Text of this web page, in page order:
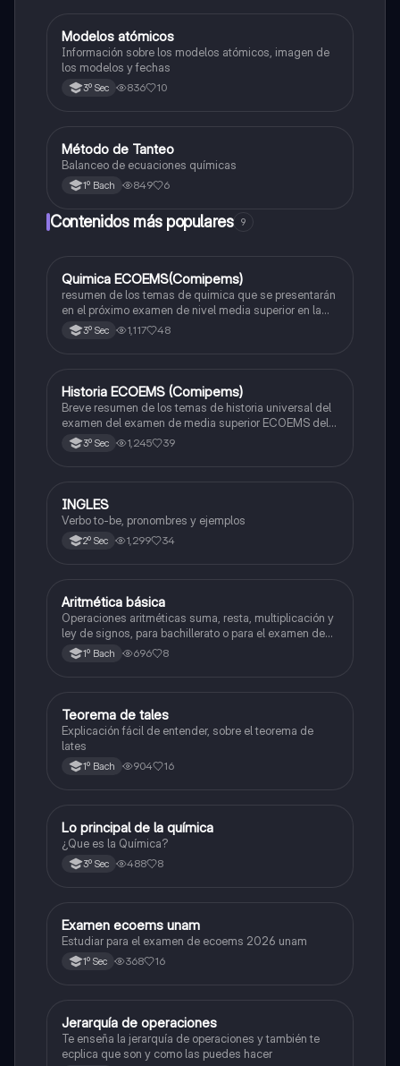
Química
Modelos atómicos
Información sobre los modelos atómicos, imagen de
los modelos y fechas
3º Sec 836 10
Química
Método de Tanteo
Balanceo de ecuaciones químicas
1º Bach 849 6
Contenidos más populares 9
Química
Quimica ECOEMS(Comipems)
resumen de los temas de quimica que se presentarán
en el próximo examen de nivel media superior en la
zona metropolitana de el valle de México
3º Sec 1,117 48
Historia
Historia ECOEMS (Comipems)
Breve resumen de los temas de historia universal del
examen del examen de media superior ECOEMS del
valle de México
3º Sec 1,245 39
Inglés
INGLES
Verbo to-be, pronombres y ejemplos
2º Sec 1,299 34
Matemáticas
Aritmética básica
Operaciones aritméticas suma, resta, multiplicación y
ley de signos, para bachillerato o para el examen de
admisión a la universidad
1º Bach 696 8
Matemáticas
Teorema de tales
Explicación fácil de entender, sobre el teorema de
lates
1º Bach 904 16
Química
Lo principal de la química
¿Que es la Química?
3º Sec 488 8
Español
Examen ecoems unam
Estudiar para el examen de ecoems 2026 unam
1º Sec 368 16
Matemáticas
Jerarquía de operaciones
Te enseña la jerarquía de operaciones y también te
ecplica que son y como las puedes hacer